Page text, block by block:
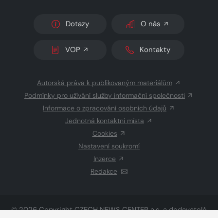
Dotazy O nás
VOP Kontakty
Autorská práva k publikovaným materiálům
Podmínky pro užívání služby informační společnosti
Informace o zpracování osobních údajů
Jednotná kontaktní místa
Cookies
Nastavení soukromí
Inzerce
Redakce
© 2026 CopyrightCZECH NEWS CENTER a.s.a dodavatelé